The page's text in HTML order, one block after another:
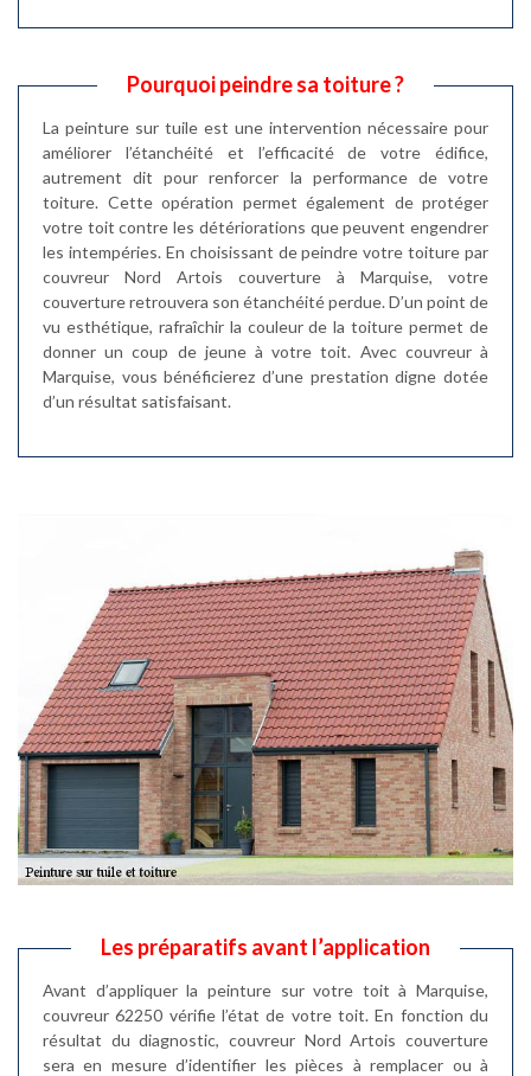
Pourquoi peindre sa toiture ?
La peinture sur tuile est une intervention nécessaire pour
améliorer l’étanchéité et l’efficacité de votre édifice,
autrement dit pour renforcer la performance de votre
toiture. Cette opération permet également de protéger
votre toit contre les détériorations que peuvent engendrer
les intempéries. En choisissant de peindre votre toiture par
couvreur Nord Artois couverture à Marquise, votre
couverture retrouvera son étanchéité perdue. D’un point de
vu esthétique, rafraîchir la couleur de la toiture permet de
donner un coup de jeune à votre toit. Avec couvreur à
Marquise, vous bénéficierez d’une prestation digne dotée
d’un résultat satisfaisant.
Les préparatifs avant l’application
Avant d’appliquer la peinture sur votre toit à Marquise,
couvreur 62250 vérifie l’état de votre toit. En fonction du
résultat du diagnostic, couvreur Nord Artois couverture
sera en mesure d’identifier les pièces à remplacer ou à